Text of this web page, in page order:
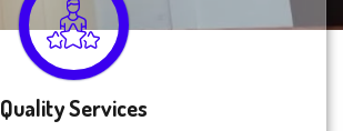
Quality Services